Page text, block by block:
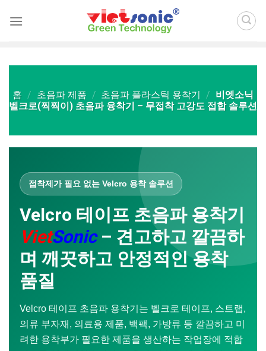
홈 / 초음파 제품 / 초음파 플라스틱 용착기 / 비엣소닉
벨크로(찍찍이) 초음파 융착기 – 무접착 고강도 접합 솔루션
접착제가 필요 없는 Velcro 용착 솔루션
Velcro 테이프 초음파 용착기
VietSonic– 견고하고 깔끔하
며 깨끗하고 안정적인 용착
품질
Velcro 테이프 초음파 용착기는 벨크로 테이프, 스트랩,
의류 부자재, 의료용 제품, 백팩, 가방류 등 깔끔하고 미
려한 용착부가 필요한 제품을 생산하는 작업장에 적합